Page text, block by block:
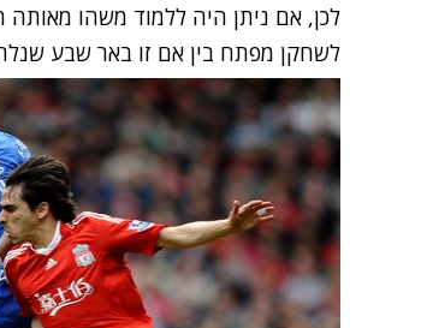
לכן, אם ניתן היה ללמוד משהו מאותה
לשחקן מפתח בין אם זו באר שבע